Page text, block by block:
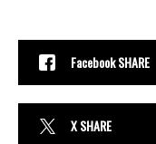
Facebook SHARE
X SHARE